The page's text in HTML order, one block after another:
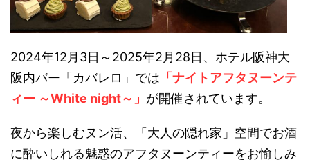
2024年12月3日～2025年2月28日、ホテル阪神大
阪内バー「カバレロ」では 「ナイトアフタヌーンテ
ィー ～White night～ 」 が開催されています。
夜から楽しむヌン活、「大人の隠れ家」空間でお酒
に酔いしれる魅惑のアフタヌーンティーをお愉しみ